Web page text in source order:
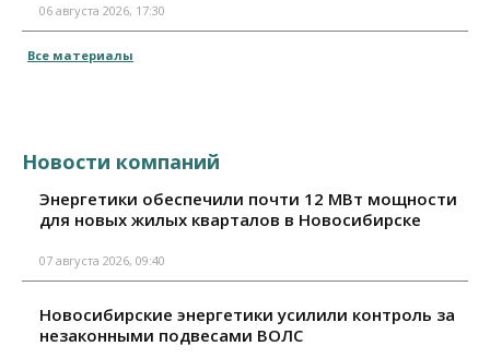
06 августа 2026, 17:30
Все материалы
Новости компаний
Энергетики обеспечили почти 12 МВт мощности
для новых жилых кварталов в Новосибирске
07 августа 2026, 09:40
Новосибирские энергетики усилили контроль за
незаконными подвесами ВОЛС